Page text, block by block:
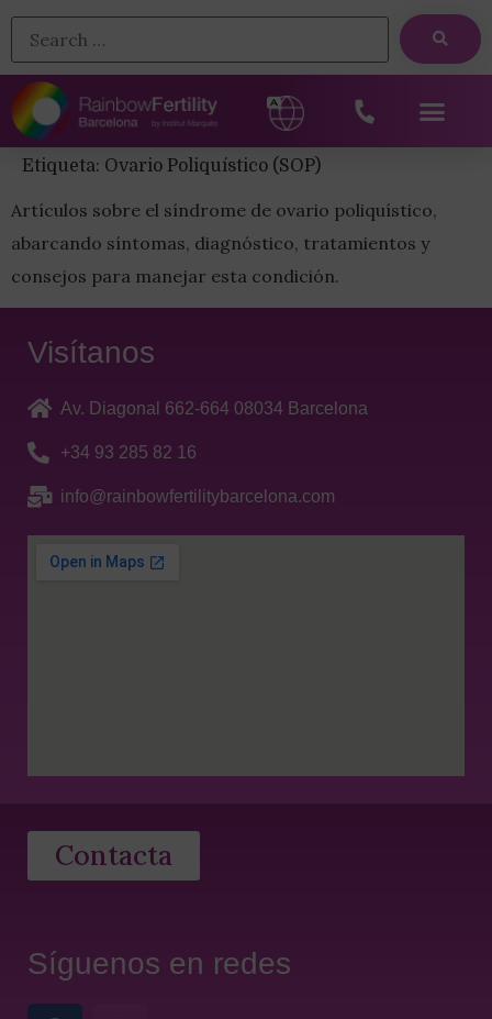
Etiqueta: Ovario Poliquístico (SOP)
Artículos sobre el síndrome de ovario poliquístico,
abarcando síntomas, diagnóstico, tratamientos y
consejos para manejar esta condición.
Visítanos
Av. Diagonal 662-664 08034 Barcelona
+34 93 285 82 16
info@rainbowfertilitybarcelona.com
Contacta
Síguenos en redes